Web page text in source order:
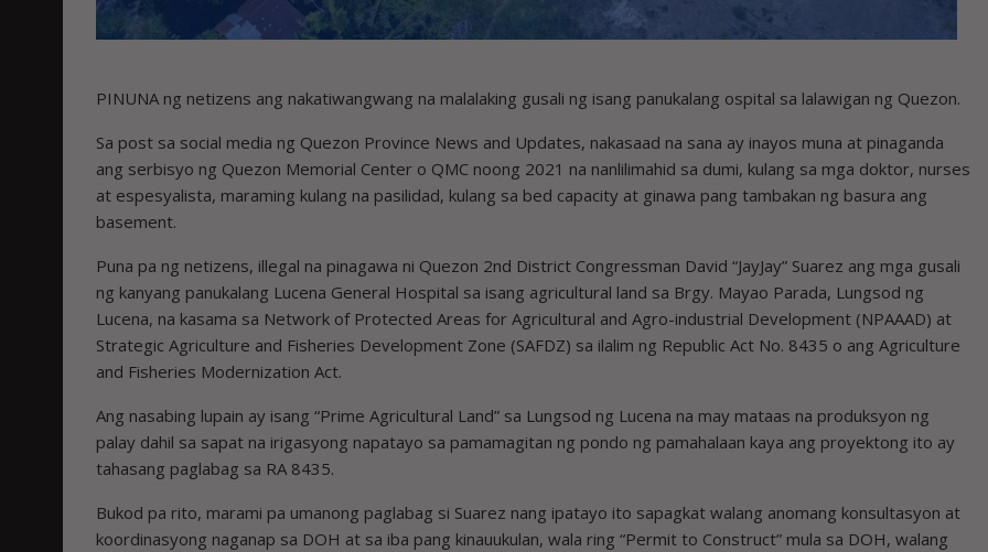
PINUNA ng netizens ang nakatiwangwang na malalaking gusali ng isang panukalang ospital sa lalawigan ng Quezon.
Sa post sa social media ng Quezon Province News and Updates, nakasaad na sana ay inayos muna at pinaganda
ang serbisyo ng Quezon Memorial Center o QMC noong 2021 na nanlilimahid sa dumi, kulang sa mga doktor, nurses
at espesyalista, maraming kulang na pasilidad, kulang sa bed capacity at ginawa pang tambakan ng basura ang
basement.
Puna pa ng netizens, illegal na pinagawa ni Quezon 2nd District Congressman David “JayJay” Suarez ang mga gusali
ng kanyang panukalang Lucena General Hospital sa isang agricultural land sa Brgy. Mayao Parada, Lungsod ng
Lucena, na kasama sa Network of Protected Areas for Agricultural and Agro-industrial Development (NPAAAD) at
Strategic Agriculture and Fisheries Development Zone (SAFDZ) sa ilalim ng Republic Act No. 8435 o ang Agriculture
and Fisheries Modernization Act.
Ang nasabing lupain ay isang “Prime Agricultural Land” sa Lungsod ng Lucena na may mataas na produksyon ng
palay dahil sa sapat na irigasyong napatayo sa pamamagitan ng pondo ng pamahalaan kaya ang proyektong ito ay
tahasang paglabag sa RA 8435.
Bukod pa rito, marami pa umanong paglabag si Suarez nang ipatayo ito sapagkat walang anomang konsultasyon at
koordinasyong naganap sa DOH at sa iba pang kinauukulan, wala ring “Permit to Construct” mula sa DOH, walang